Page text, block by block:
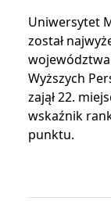
Uniwersytet
został
województwa
Wyższych
zajął 22.
wskaźnik
punktu.